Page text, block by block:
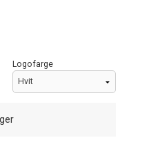
Logofarge